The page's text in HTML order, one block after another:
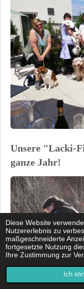
Diese Website
Nutzererlebnis zu
maßgeschneiderte
fortgesetzte Nutzung
Ihre Zustimmung zur
Ich
Unsere "Lacki-
ganze Jahr!